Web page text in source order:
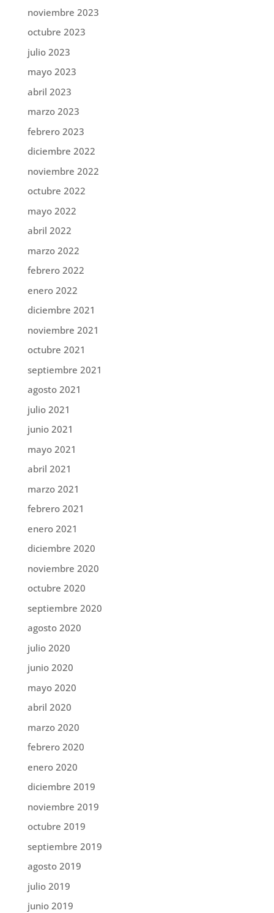
noviembre 2023
octubre 2023
julio 2023
mayo 2023
abril 2023
marzo 2023
febrero 2023
diciembre 2022
noviembre 2022
octubre 2022
mayo 2022
abril 2022
marzo 2022
febrero 2022
enero 2022
diciembre 2021
noviembre 2021
octubre 2021
septiembre 2021
agosto 2021
julio 2021
junio 2021
mayo 2021
abril 2021
marzo 2021
febrero 2021
enero 2021
diciembre 2020
noviembre 2020
octubre 2020
septiembre 2020
agosto 2020
julio 2020
junio 2020
mayo 2020
abril 2020
marzo 2020
febrero 2020
enero 2020
diciembre 2019
noviembre 2019
octubre 2019
septiembre 2019
agosto 2019
julio 2019
junio 2019